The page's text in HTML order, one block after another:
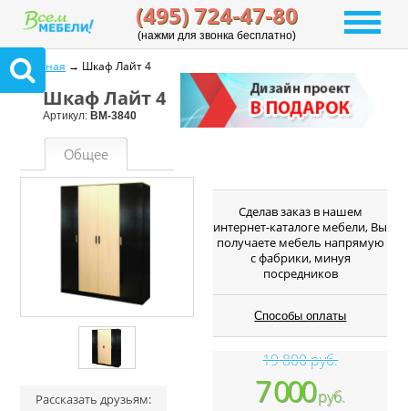
(495) 724-47-80
(нажми для звонка бесплатно)
Главная → Шкаф Лайт 4
Шкаф Лайт 4
Артикул: ВМ-3840
Общее
Рассказать друзьям:
Cделав заказ в нашем
интернет-каталоге мебели, Вы
получаете мебель напрямую
с фабрики, минуя
посредников
Способы оплаты
19 800 руб.
7 000руб.